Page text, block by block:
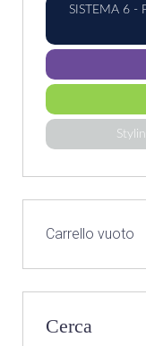
SISTEMA 6 -
Carrello vuoto
Cerca